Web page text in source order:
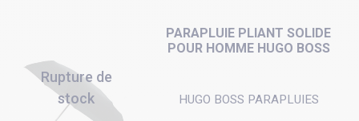
Rupture de
stock
PARAPLUIE PLIANT SOLIDE
POUR HOMME HUGO BOSS
HUGO BOSS PARAPLUIES